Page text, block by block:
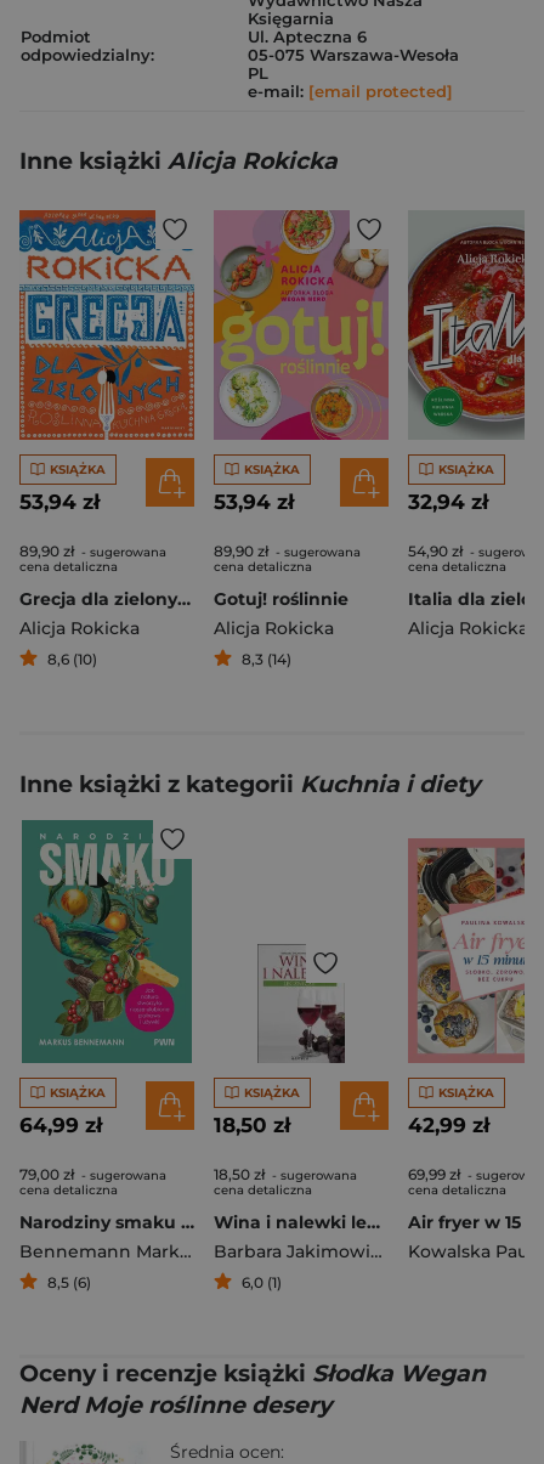
Podmiot
odpowiedzialny:
Księgarnia
Ul. Apteczna 6
05-075 Warszawa-Wesoła
PL
e-mail: [email protected]
Inne książki Alicja Rokicka
KSIĄŻKA
53,94 zł
89,90 zł - sugerowana
cena detaliczna
Grecja dla zielonych
Alicja Rokicka
8,6 (10)
KSIĄŻKA
53,94 zł
89,90 zł - sugerowana
cena detaliczna
Gotuj! roślinnie
Alicja Rokicka
8,3 (14)
KSIĄŻKA
32,94 zł
54,90 zł -
cena detaliczna
Alicja Rokicka
Inne książki z kategorii Kuchnia i diety
KSIĄŻKA
64,99 zł
79,00 zł - sugerowana
cena detaliczna
Narodziny smaku Jak natura stworzyła nasze ulubione potrawy i używki
Bennemann Markus
8,5 (6)
KSIĄŻKA
18,50 zł
18,50 zł - sugerowana
cena detaliczna
Wina i nalewki lecznicze
Barbara Jakimowicz-Klein
6,0 (1)
KSIĄŻKA
42,99 zł
69,99 zł -
cena detaliczna
Kowalska
Oceny i recenzje książki Słodka Wegan
Nerd Moje roślinne desery
Średnia ocen: